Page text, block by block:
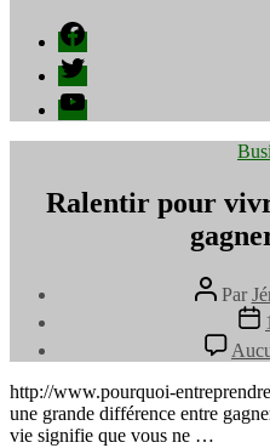
Facebook
Twitter
YouTube
Ralentir pour
Auteur
de
l’article
Par
Date
http://www.pourquoi-
une grande différence entre
vie signifie que vous ne …